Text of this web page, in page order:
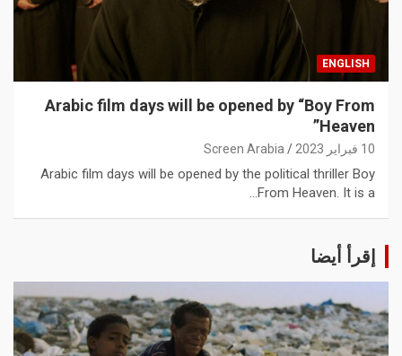
ENGLISH
Arabic film days will be opened by “Boy From
Heaven”
10 فبراير 2023 Screen Arabia
Arabic film days will be opened by the political thriller Boy
From Heaven. It is a…
إقرأ أيضا